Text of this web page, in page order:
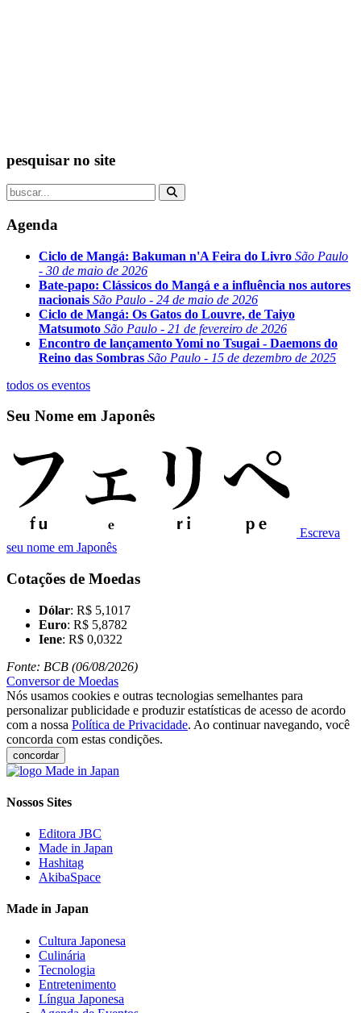
pesquisar no site
Agenda
Ciclo de Mangá: Bakuman n'A Feira do Livro São Paulo
- 30 de maio de 2026
Bate-papo: Clássicos do Mangá e a influência nos autores
nacionais São Paulo - 24 de maio de 2026
Ciclo de Mangá: Os Gatos do Louvre, de Taiyo
Matsumoto São Paulo - 21 de fevereiro de 2026
Encontro de lançamento Yomi no Tsugai - Daemons do
Reino das Sombras São Paulo - 15 de dezembro de 2025
todos os eventos
Seu Nome em Japonês
Escreva
seu nome em Japonês
Cotações de Moedas
Dólar: R$ 5,1017
Euro: R$ 5,8782
Iene: R$ 0,0322
Fonte: BCB (06/08/2026)
Conversor de Moedas
Nós usamos cookies e outras tecnologias semelhantes para
personalizar publicidade e produzir estatísticas de acesso de acordo
com a nossa Política de Privacidade. Ao continuar navegando, você
concorda com estas condições.
concordar
Nossos Sites
Editora JBC
Made in Japan
Hashitag
AkibaSpace
Made in Japan
Cultura Japonesa
Culinária
Tecnologia
Entretenimento
Língua Japonesa